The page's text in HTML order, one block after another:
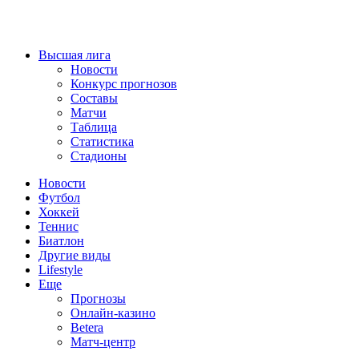
Высшая лига
Новости
Конкурс прогнозов
Составы
Матчи
Таблица
Статистика
Стадионы
Новости
Футбол
Хоккей
Теннис
Биатлон
Другие виды
Lifestyle
Еще
Прогнозы
Онлайн-казино
Betera
Матч-центр